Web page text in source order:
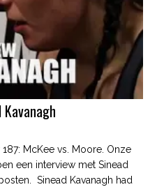
McKee vs. Moore. Onze
een interview met Sinead
Sinead Kavanagh had